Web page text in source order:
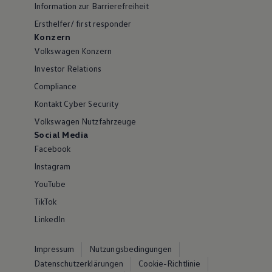
Information zur Barrierefreiheit
Ersthelfer/ first responder
Konzern
Volkswagen Konzern
Investor Relations
Compliance
Kontakt Cyber Security
Volkswagen Nutzfahrzeuge
Social Media
Facebook
Instagram
YouTube
TikTok
LinkedIn
Impressum
Nutzungsbedingungen
Datenschutzerklärungen
Cookie-Richtlinie